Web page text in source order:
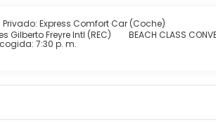
playas. La playa de Porto de
con una vibrante vida cultural.
Express Comfort Car (Coche)
Gilberto Freyre Intl (REC)
BEACH CLASS
7:30 p. m.